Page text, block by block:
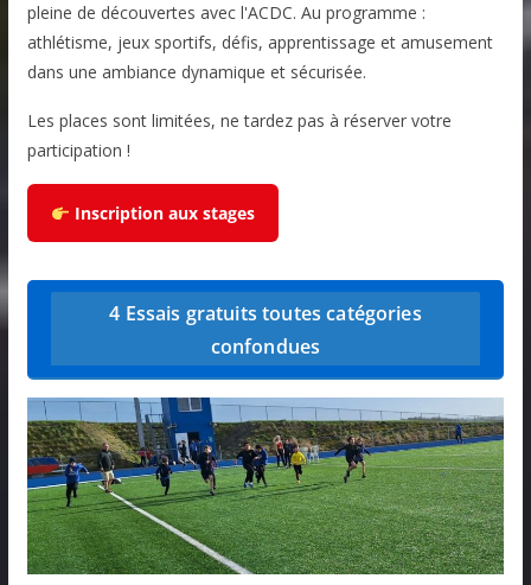
pleine de découvertes avec l'ACDC. Au programme :
athlétisme, jeux sportifs, défis, apprentissage et amusement
dans une ambiance dynamique et sécurisée.
Les places sont limitées, ne tardez pas à réserver votre
participation !
Inscription aux stages
4 Essais gratuits toutes catégories
confondues